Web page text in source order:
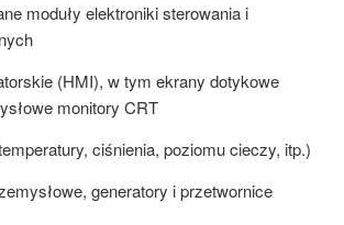
moduły elektroniki sterowania i
(HMI), w tym ekrany dotykowe
monitory CRT
ciśnienia, poziomu cieczy, itp.)
generatory i przetwornice